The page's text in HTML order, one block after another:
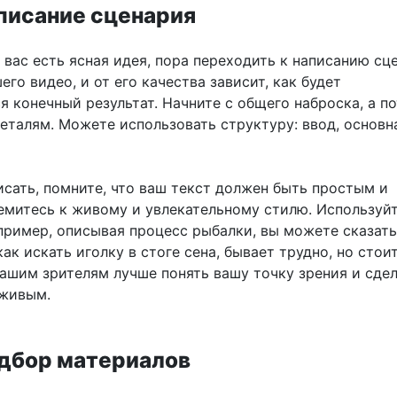
сценария
вас есть ясная идея, пора переходить к написанию
видео, и от его качества зависит, как будет
конечный результат. Начните с общего наброска, а
Можете использовать структуру: ввод,
помните, что ваш текст должен быть простым и
к живому и увлекательному стилю.
описывая процесс рыбалки, вы можете
искать иголку в стоге сена, бывает трудно, но
зрителям лучше понять вашу точку зрения и
материалов